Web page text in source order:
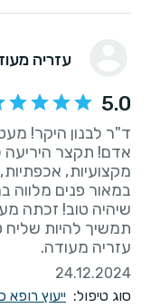
עזריה
5.0
ד"ר לבנון היקר!
אדם! תקצר היריעה
מקצועיות,
במאור פנים מלווה
שיהיה טוב! זכתה
תמשיך להיות שליח
עזריה מעודה.
24.12.2024
סוג טיפול: ייעוץ רופא